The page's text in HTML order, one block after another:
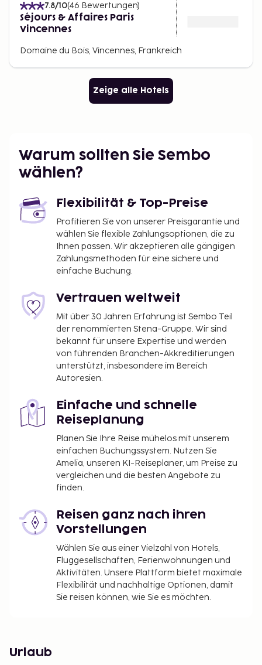
7.8/10(46 Bewertungen)
Séjours & Affaires Paris
Vincennes
Domaine du Bois, Vincennes, Frankreich
Zeige alle Hotels
Warum sollten Sie Sembo
wählen?
Flexibilität & Top-Preise
Profitieren Sie von unserer Preisgarantie und
wählen Sie flexible Zahlungsoptionen, die zu
Ihnen passen. Wir akzeptieren alle gängigen
Zahlungsmethoden für eine sichere und
einfache Buchung.
Vertrauen weltweit
Mit über 30 Jahren Erfahrung ist Sembo Teil
der renommierten Stena-Gruppe. Wir sind
bekannt für unsere Expertise und werden
von führenden Branchen-Akkreditierungen
unterstützt, insbesondere im Bereich
Autoresien.
Einfache und schnelle
Reiseplanung
Planen Sie Ihre Reise mühelos mit unserem
einfachen Buchungssystem. Nutzen Sie
Amelia, unseren KI-Reiseplaner, um Preise zu
vergleichen und die besten Angebote zu
finden.
Reisen ganz nach ihren
Vorstellungen
Wählen Sie aus einer Vielzahl von Hotels,
Fluggesellschaften, Ferienwohnungen und
Aktivitäten. Unsere Plattform bietet maximale
Flexibilität und nachhaltige Optionen, damit
Sie reisen können, wie Sie es möchten.
Urlaub